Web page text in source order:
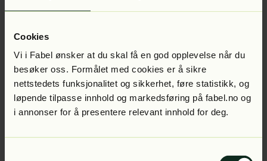
Cookies
Vi i Fabel ønsker at du skal få en god opplevelse når du
besøker oss. Formålet med cookies er å sikre
nettstedets funksjonalitet og sikkerhet, føre statistikk, og
løpende tilpasse innhold og markedsføring på fabel.no og
i annonser for å presentere relevant innhold for deg.